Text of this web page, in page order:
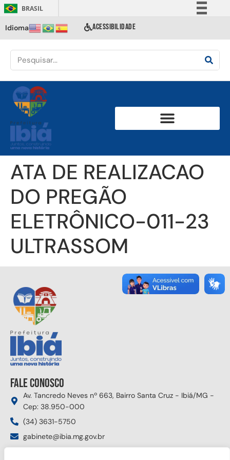
BRASIL
Comunica BR
Acesso à informação
Idioma ACESSIBILIDADE
ATA DE REALIZACAO
DO PREGÃO
ELETRÔNICO-011-23
ULTRASSOM
Fale conosco
Av. Tancredo Neves nº 663, Bairro Santa Cruz - Ibiá/MG -
Cep: 38.950-000
(34) 3631-5750
gabinete@ibia.mg.gov.br